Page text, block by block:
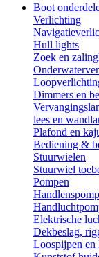
Boot
Verlichting
Hull lights
Zoek en
Dimmers en
lees en
Plafond en
Bediening &
Stuurwielen
Stuurwiel
Pompen
Elektrische
Dekbeslag,
Loospijpen en